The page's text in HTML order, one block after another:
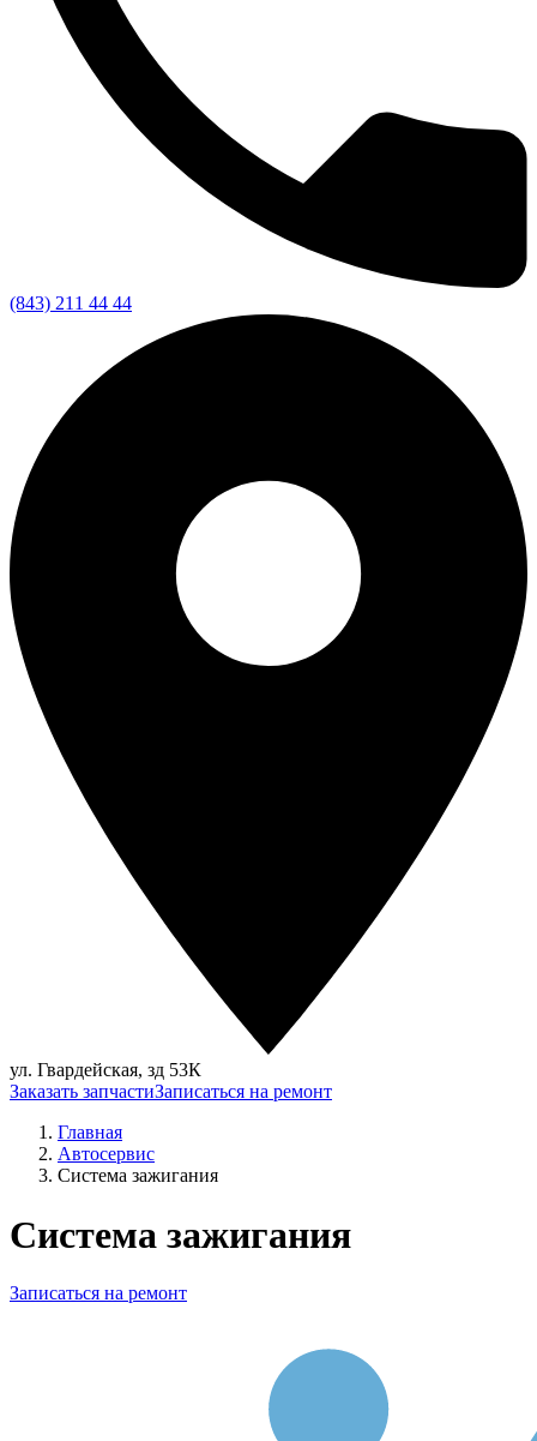
(843) 211 44 44
ул. Гвардейская, зд 53К
Заказать запчастиЗаписаться на ремонт
Главная
Автосервис
Система зажигания
Система зажигания
Записаться на ремонт